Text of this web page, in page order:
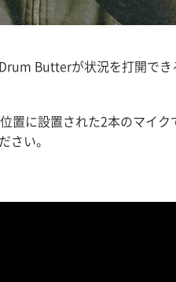
Butterが状況を打開でき
置に設置された2本のマイク
い。